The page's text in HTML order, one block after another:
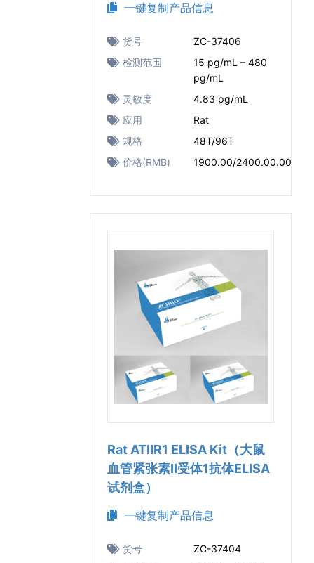
一键复制产品信息
货号
ZC-37406
检测范围
15 pg/mL – 480
pg/mL
灵敏度
4.83 pg/mL
应用
Rat
规格
48T/96T
价格(RMB)
1900.00/2400.00.00
Rat ATⅡR1 ELISA Kit（大鼠
血管紧张素Ⅱ受体1抗体ELISA
试剂盒）
一键复制产品信息
货号
ZC-37404